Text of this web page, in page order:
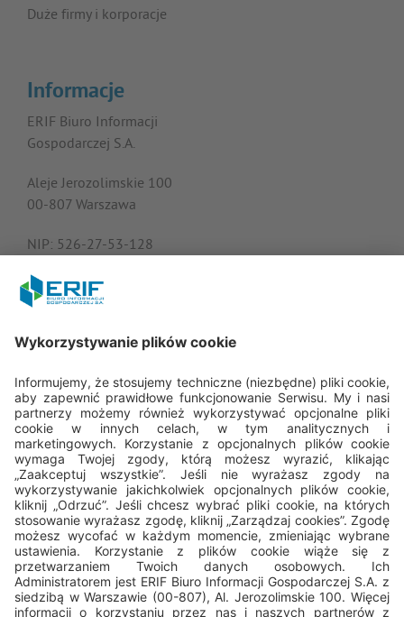
Duże firmy i korporacje
Informacje
ERIF Biuro Informacji
Gospodarczej S.A.
Aleje Jerozolimskie 100
00-807 Warszawa
NIP: 526-27-53-128
REGON: 015613573
22 594 25 15
Pn - Pt: 8.00 - 16.00
bok@erif.pl